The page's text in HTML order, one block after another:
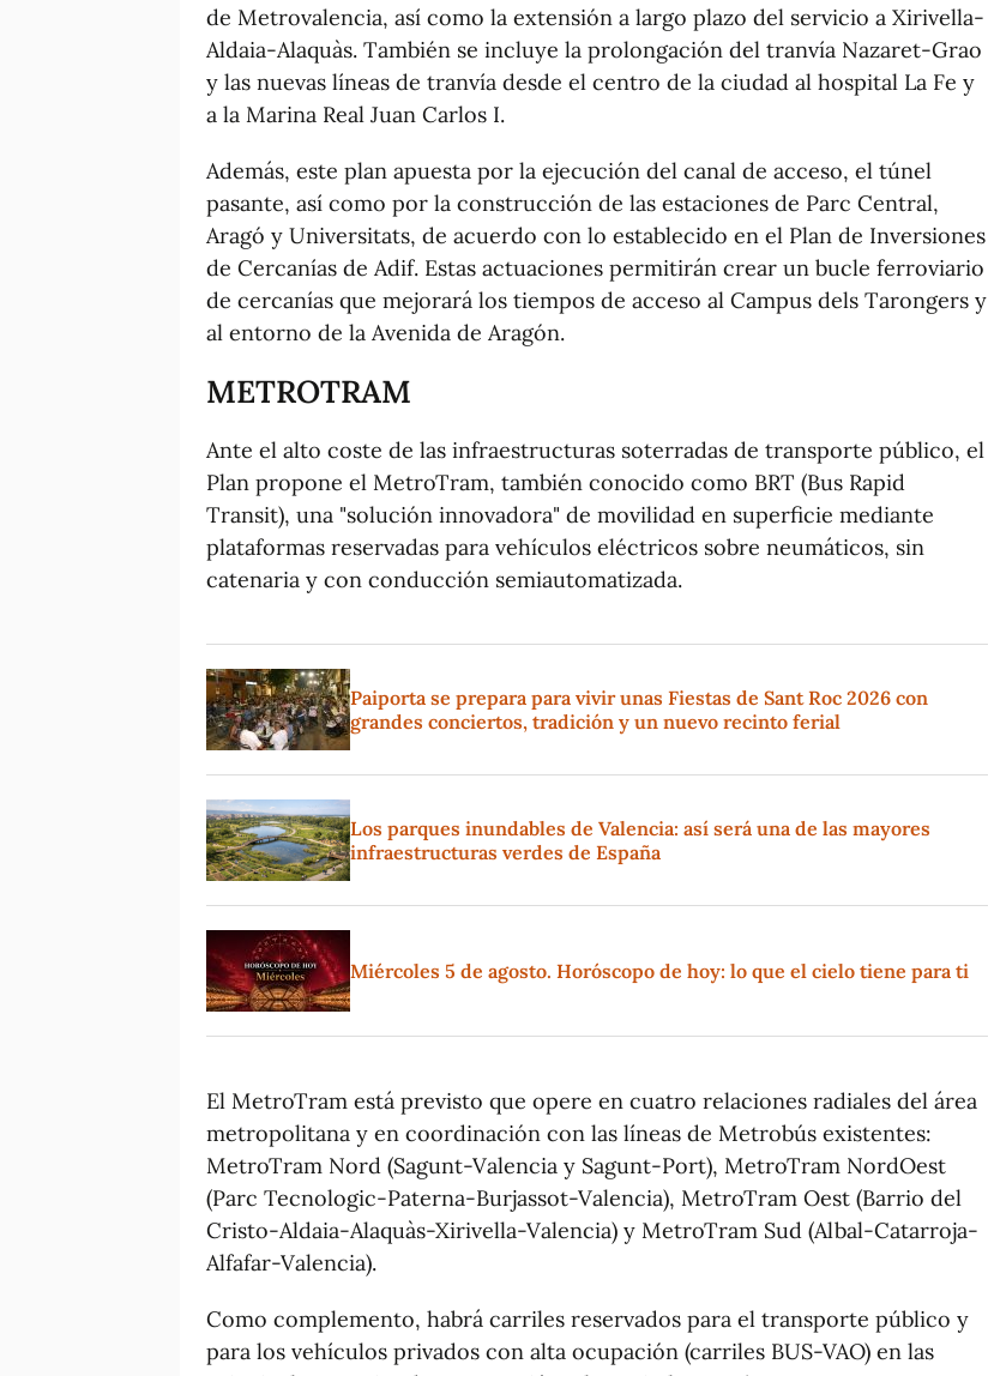
de Metrovalencia, así como la extensión a largo plazo del servicio a Xirivella-
Aldaia-Alaquàs. También se incluye la prolongación del tranvía Nazaret-Grao
y las nuevas líneas de tranvía desde el centro de la ciudad al hospital La Fe y
a la Marina Real Juan Carlos I.
Además, este plan apuesta por la ejecución del canal de acceso, el túnel
pasante, así como por la construcción de las estaciones de Parc Central,
Aragó y Universitats, de acuerdo con lo establecido en el Plan de Inversiones
de Cercanías de Adif. Estas actuaciones permitirán crear un bucle ferroviario
de cercanías que mejorará los tiempos de acceso al Campus dels Tarongers y
al entorno de la Avenida de Aragón.
METROTRAM
Ante el alto coste de las infraestructuras soterradas de transporte público, el
Plan propone el MetroTram, también conocido como BRT (Bus Rapid
Transit), una "solución innovadora" de movilidad en superficie mediante
plataformas reservadas para vehículos eléctricos sobre neumáticos, sin
catenaria y con conducción semiautomatizada.
Paiporta se prepara para vivir unas Fiestas de Sant Roc 2026 con
grandes conciertos, tradición y un nuevo recinto ferial
Los parques inundables de Valencia: así será una de las mayores
infraestructuras verdes de España
Miércoles 5 de agosto. Horóscopo de hoy: lo que el cielo tiene para ti
El MetroTram está previsto que opere en cuatro relaciones radiales del área
metropolitana y en coordinación con las líneas de Metrobús existentes:
MetroTram Nord (Sagunt-Valencia y Sagunt-Port), MetroTram NordOest
(Parc Tecnologic-Paterna-Burjassot-Valencia), MetroTram Oest (Barrio del
Cristo-Aldaia-Alaquàs-Xirivella-Valencia) y MetroTram Sud (Albal-Catarroja-
Alfafar-Valencia).
Como complemento, habrá carriles reservados para el transporte público y
para los vehículos privados con alta ocupación (carriles BUS-VAO) en las